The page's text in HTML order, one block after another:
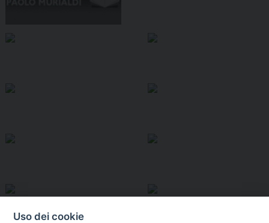
Uso dei cookie